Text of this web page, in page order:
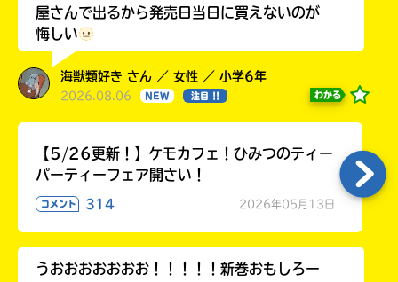
屋さんで出るから発売日当日に買えないのが
悔しい
海獣類好き さん ／ 女性 ／ 小学6年
2026.08.06 NEW 注目 !! わかる
【5/26更新！】ケモカフェ！ひみつのティー
パーティーフェア開さい！
コメント 314 2026年05月13日
うおおおおおおお！！！！！新巻おもしろー